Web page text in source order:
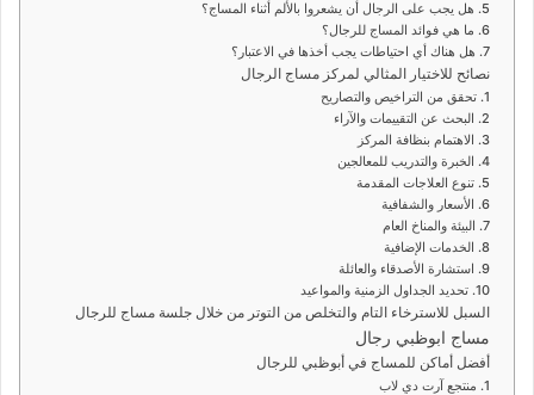
5. هل يجب على الرجال أن يشعروا بالألم أثناء المساج؟
6. ما هي فوائد المساج للرجال؟
7. هل هناك أي احتياطات يجب أخذها في الاعتبار؟
نصائح للاختيار المثالي لمركز مساج الرجال
1. تحقق من التراخيص والتصاريح
2. البحث عن التقييمات والآراء
3. الاهتمام بنظافة المركز
4. الخبرة والتدريب للمعالجين
5. تنوع العلاجات المقدمة
6. الأسعار والشفافية
7. البيئة والمناخ العام
8. الخدمات الإضافية
9. استشارة الأصدقاء والعائلة
10. تحديد الجداول الزمنية والمواعيد
السبل للاسترخاء التام والتخلص من التوتر من خلال جلسة مساج للرجال
مساج ابوظبي رجال
أفضل أماكن للمساج في أبوظبي للرجال
1. منتجع آرت دي لاب